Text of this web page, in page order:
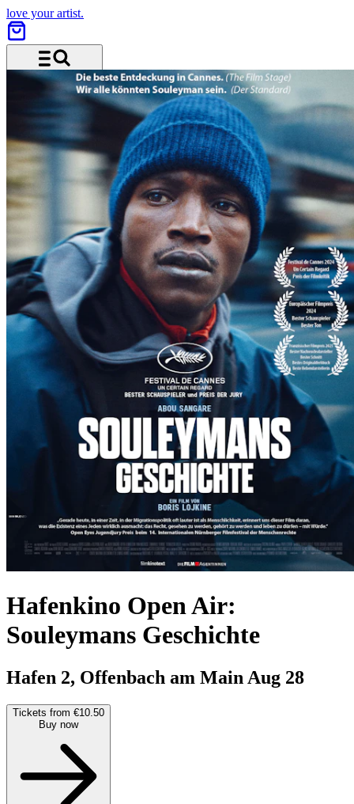
love your artist.
Menu and search
Hafenkino Open Air:
Souleymans Geschichte
Hafen 2, Offenbach am Main Aug 28
Tickets from €10.50
Buy now